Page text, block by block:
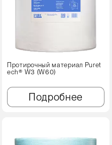
Протирочный материал Puret
ech® W3 (W60)
Подробнее